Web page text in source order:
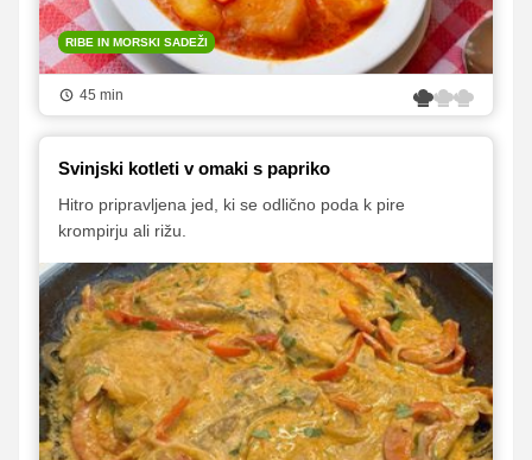
RIBE IN MORSKI SADEŽI
45 min
Svinjski kotleti v omaki s papriko
Hitro pripravljena jed, ki se odlično poda k pire
krompirju ali rižu.